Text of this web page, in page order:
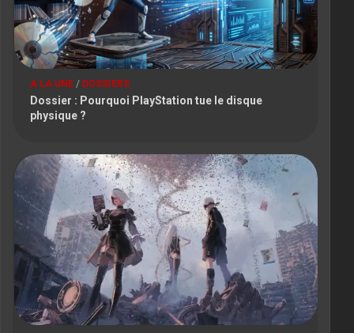
A LA UNE / DOSSIERS
Dossier : Pourquoi PlayStation tue le disque
physique ?